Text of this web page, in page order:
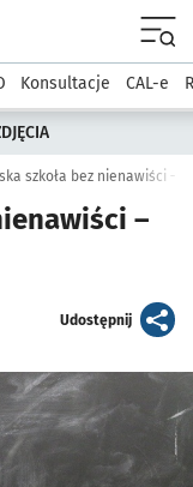
Rozmawia
Konsultacje CAL-e
szkoła bez nienawiści –
–
Udostępnijartykuł